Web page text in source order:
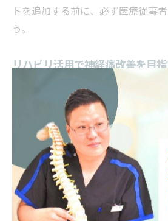
トを追加する前に、必ず医療従事
う。
リハビリ活用で神経痛改善を目
神経痛の治療では、リハビリテー
です。理学療法士による運動指導
筋力低下やバランス障害の予防に
内の整形外科やリハビリ施設でも
じたリハビリプログラムを提供して
リハビリを続ける際のポイントは
こと」です。痛みが強い日は休息